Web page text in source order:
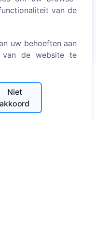
- plant een boom!
van de
uw behoeften aan
de website te
Niet
akkoord